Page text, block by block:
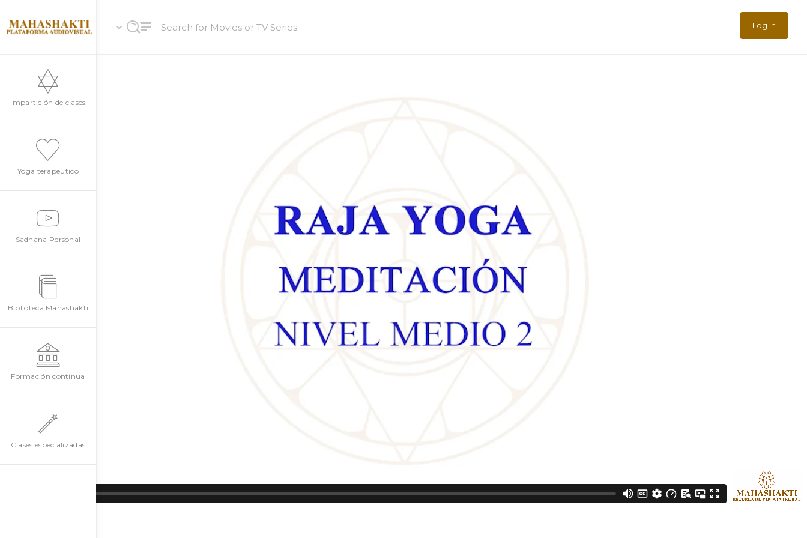
Log In
Impartición de clases
Yoga terapeutico
Sadhana Personal
Biblioteca Mahashakti
Formación contínua
Clases especializadas